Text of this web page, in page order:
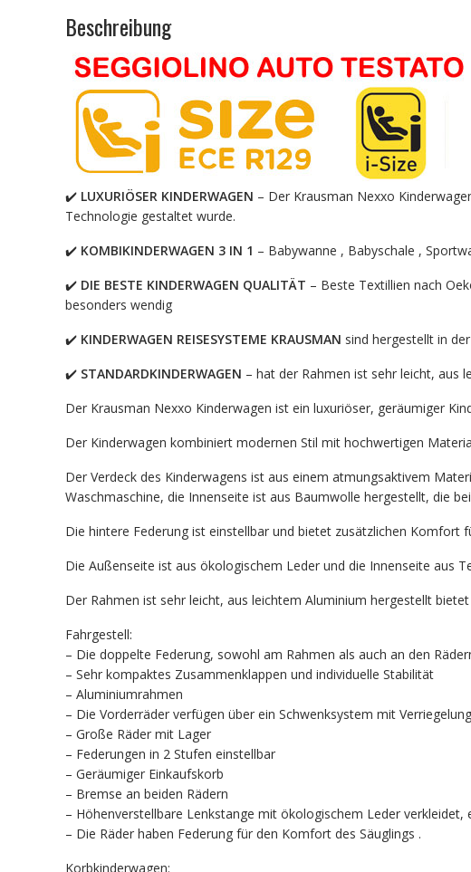
Beschreibung
✔️ LUXURIÖSER KINDERWAGEN – Der Krausman Nexxo
Technologie gestaltet wurde.
✔️ KOMBIKINDERWAGEN 3 IN 1 – Babywanne , Babyschale ,
✔️ DIE BESTE KINDERWAGEN QUALITÄT – Beste Textillien nach
besonders wendig
✔️ KINDERWAGEN REISESYSTEME KRAUSMAN sind hergestellt in
✔️ STANDARDKINDERWAGEN – hat der Rahmen ist sehr leicht, aus
Der Krausman Nexxo Kinderwagen ist ein luxuriöser, geräumiger
Der Kinderwagen kombiniert modernen Stil mit hochwertigen
Der Verdeck des Kinderwagens ist aus einem atmungsaktivem
Waschmaschine, die Innenseite ist aus Baumwolle hergestellt, die
Die hintere Federung ist einstellbar und bietet zusätzlichen Komfort
Die Außenseite ist aus ökologischem Leder und die Innenseite aus
Der Rahmen ist sehr leicht, aus leichtem Aluminium hergestellt
Fahrgestell:
– Die doppelte Federung, sowohl am Rahmen als auch an den
– Sehr kompaktes Zusammenklappen und individuelle Stabilität
– Aluminiumrahmen
– Die Vorderräder verfügen über ein Schwenksystem mit
– Große Räder mit Lager
– Federungen in 2 Stufen einstellbar
– Geräumiger Einkaufskorb
– Bremse an beiden Rädern
– Höhenverstellbare Lenkstange mit ökologischem Leder verkleidet,
– Die Räder haben Federung für den Komfort des Säuglings .
Korbkinderwagen: